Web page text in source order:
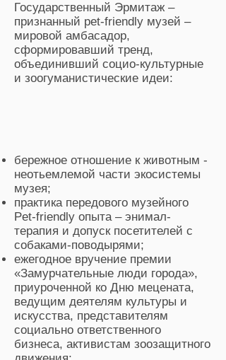
Государственный Эрмитаж –
признанный pet-friendly музей –
мировой амбасадор,
сформировавший тренд,
объединивший социо-культурные
и зоогуманистические идеи:
бережное отношение к животным -
неотьемлемой части экосистемы
музея;
практика передового музейного
Pet-friendly опыта – энимал-
терапия и допуск посетителей с
собаками-поводырями;
ежегодное вручение премии
«Замурчательные люди города»,
приуроченной ко Дню мецената,
ведущим деятелям культуры и
искусства, представителям
социально ответственного
бизнеса, активистам зоозащитного